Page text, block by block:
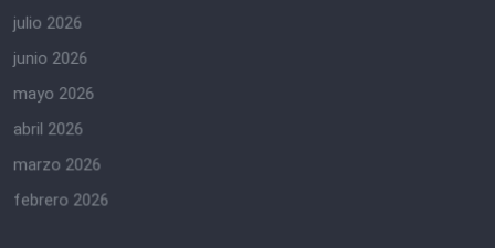
julio 2026
junio 2026
mayo 2026
abril 2026
marzo 2026
febrero 2026